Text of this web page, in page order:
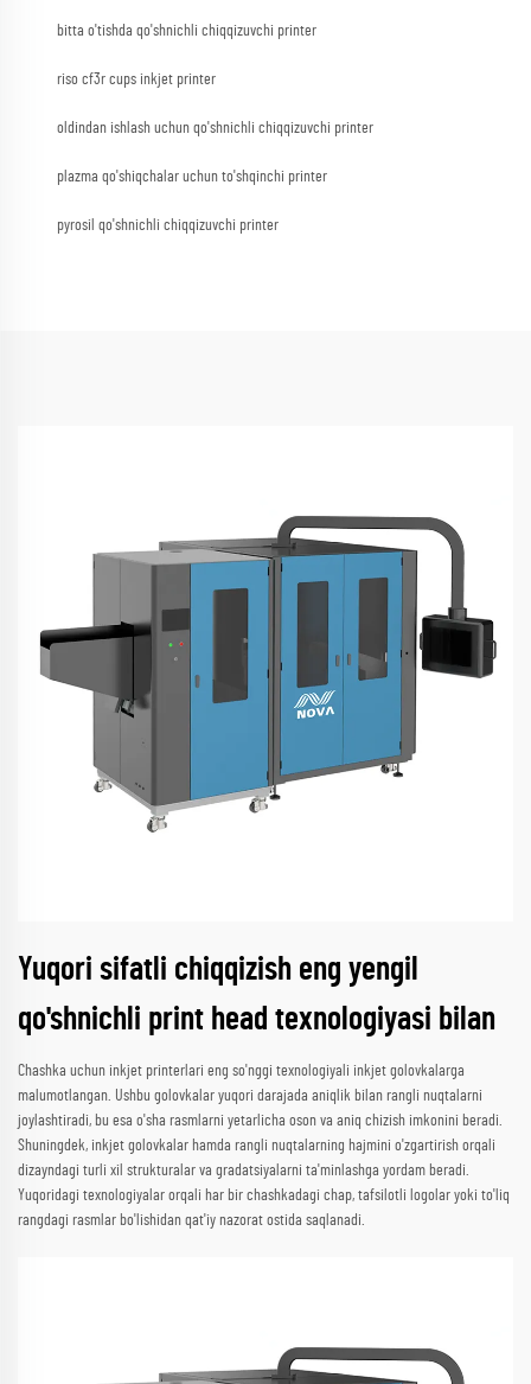
bitta o'tishda qo'shnichli chiqqizuvchi printer
riso cf3r cups inkjet printer
oldindan ishlash uchun qo'shnichli chiqqizuvchi printer
plazma qo'shiqchalar uchun to'shqinchi printer
pyrosil qo'shnichli chiqqizuvchi printer
Yuqori sifatli chiqqizish eng yengil
qo'shnichli print head texnologiyasi bilan
Chashka uchun inkjet printerlari eng so'nggi texnologiyali inkjet golovkalarga
malumotlangan. Ushbu golovkalar yuqori darajada aniqlik bilan rangli nuqtalarni
joylashtiradi, bu esa o'sha rasmlarni yetarlicha oson va aniq chizish imkonini beradi.
Shuningdek, inkjet golovkalar hamda rangli nuqtalarning hajmini o'zgartirish orqali
dizayndagi turli xil strukturalar va gradatsiyalarni ta'minlashga yordam beradi.
Yuqoridagi texnologiyalar orqali har bir chashkadagi chap, tafsilotli logolar yoki to'liq
rangdagi rasmlar bo'lishidan qat'iy nazorat ostida saqlanadi.